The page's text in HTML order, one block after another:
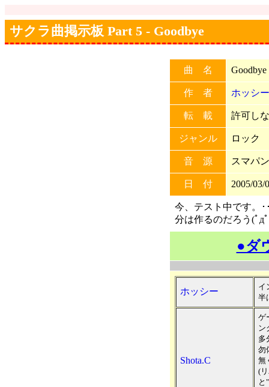
サクラ曲掲示板 Part 5 - Goodbye
曲 名 Goodbye
作 者 ホッシー
転 載 許可し
ジャンル ロック
音 源 スマパ
日 付 2005/03/
今、テスト中です。
分は作るのだろう(ﾟд
●ダ
ホッシー
イ
半
Shota.C
ゲ
ン
多
勿
無
(
と